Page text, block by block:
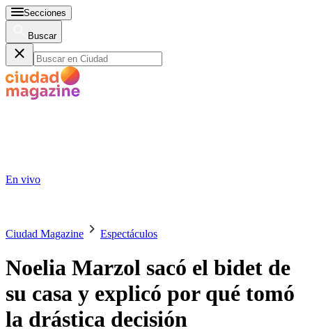
Secciones
Buscar
En vivo
Ciudad Magazine Espectáculos
Noelia Marzol sacó el bidet de
su casa y explicó por qué tomó
la drástica decisión